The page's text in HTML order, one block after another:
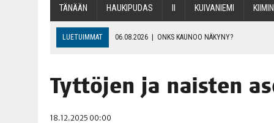
TÄNÄÄN HAU­KI­PU­DAS KUI­VA­NIE­MI
LUETUIMMAT 06.08.2026 | ONKS KAU­NOO NÄKYNY?
06.08.2026 | OPIN­TOI­HIN KAN­SA­LAIS­OPIS­TOS­SA VOI SAA­DA
06.08.2026 TOI­VEI­DEN KOTI IISTÄ!
06.08.2026 | KII­MIN­KI­PÄI­VÄT JÄR­JES­TE­TÄÄN PERIN­TEI­TÄ
Tyt­tö­jen ja nais­ten
18.12.2025 00:00